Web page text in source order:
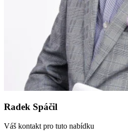
Radek Spáčil
Váš kontakt pro tuto nabídku